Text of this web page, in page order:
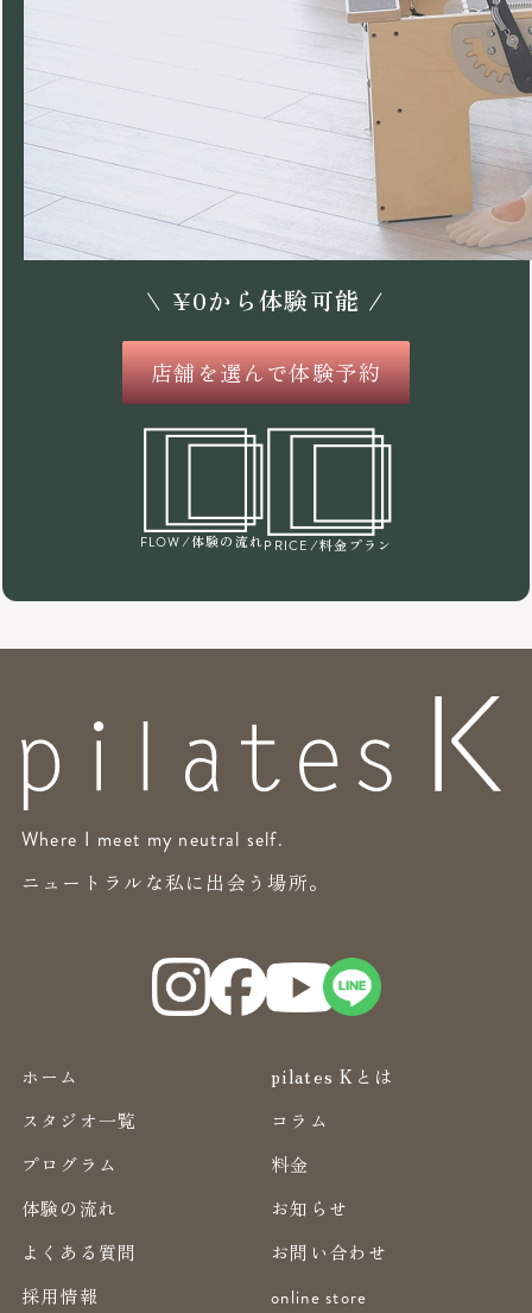
\ ¥0から体験可能 /
店舗を選んで体験予約
FLOW /体験の流れPRICE /料金プラン
Where I meet my neutral self.
ニュートラルな私に出会う場所。
ホーム
pilates Kとは
スタジオ一覧
コラム
プログラム
料金
体験の流れ
お知らせ
よくある質問
お問い合わせ
採用情報
online store